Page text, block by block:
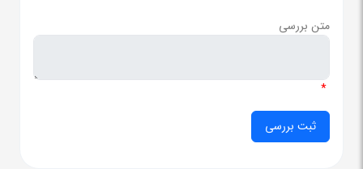
متن بررسی
*